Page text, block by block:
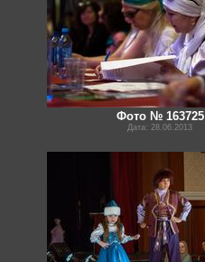
Фото № 163725
Дата: 28.06.2013